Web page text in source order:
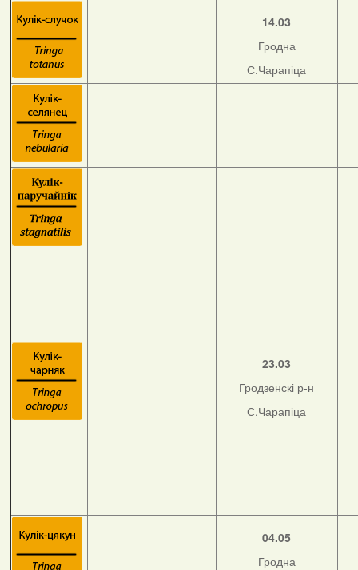
14.03
Гродна
С.Чарапіца
23.03
Гродзенскі р-н
С.Чарапіца
04.05
Гродна